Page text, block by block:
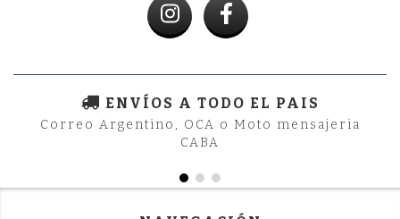
ENVÍOS A TODO EL PAIS
Correo Argentino, OCA o Moto mensajeria
CABA